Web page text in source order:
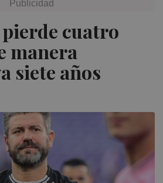
cuatro
manera
siete años